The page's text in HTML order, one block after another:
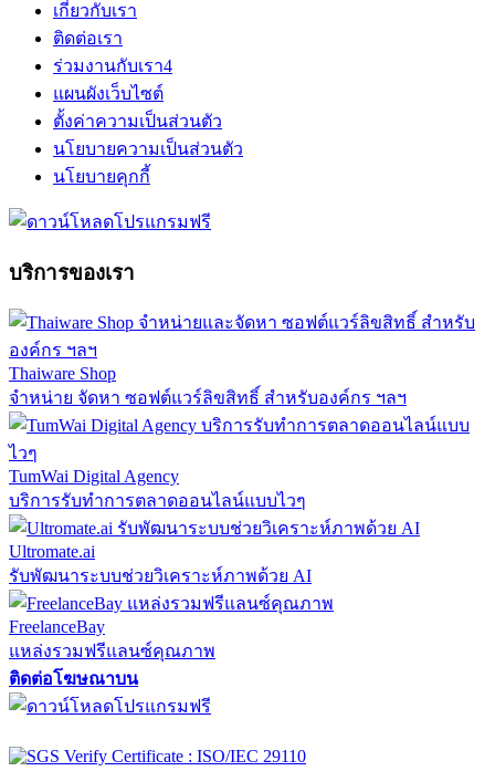
เกี่ยวกับเรา
ติดต่อเรา
ร่วมงานกับเรา4
แผนผังเว็บไซต์
ตั้งค่าความเป็นส่วนตัว
นโยบายความเป็นส่วนตัว
นโยบายคุกกี้
บริการของเรา
Thaiware Shop
จำหน่าย จัดหา ซอฟต์แวร์ลิขสิทธิ์ สำหรับองค์กร ฯลฯ
TumWai Digital Agency
บริการรับทำการตลาดออนไลน์แบบไวๆ
Ultromate.ai
รับพัฒนาระบบช่วยวิเคราะห์ภาพด้วย AI
FreelanceBay
แหล่งรวมฟรีแลนซ์คุณภาพ
ติดต่อโฆษณาบน